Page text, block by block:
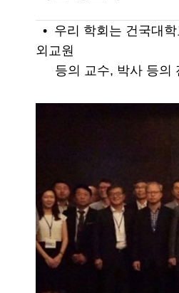
• 우리 학회는 건국대
외교원
등의 교수, 박사 등의